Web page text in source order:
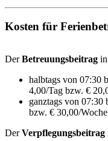
Kosten für
DerBetreuungsbeitrag
halbtags von
4,00/Tag bzw. €
ganztags von
bzw. € 30,00/Woche
DerVerpflegungsbeitrag